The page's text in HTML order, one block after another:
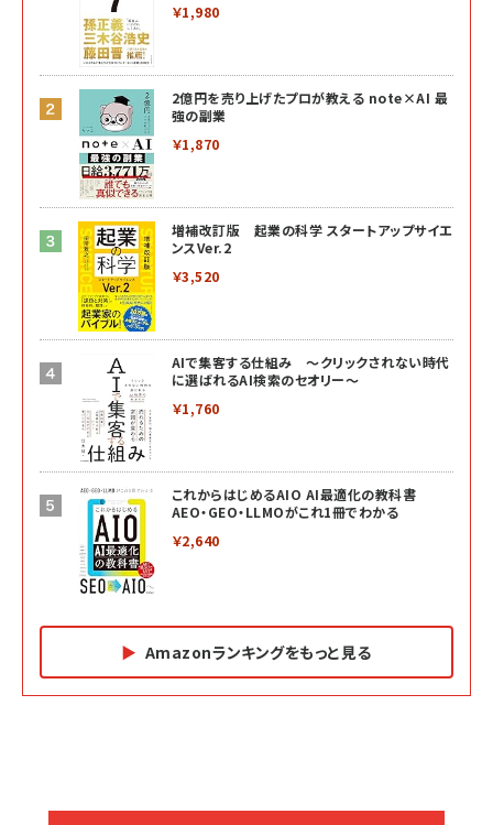
￥1,980
2億円を売り上げたプロが教える note×AI 最
強の副業
￥1,870
増補改訂版 起業の科学 スタートアップサイエ
ンスVer.2
￥3,520
AIで集客する仕組み ～クリックされない時代
に選ばれるAI検索のセオリー～
￥1,760
これからはじめるAIO AI最適化の教科書
AEO・GEO・LLMOがこれ1冊でわかる
￥2,640
Amazonランキングをもっと見る
副業
カラダ2026／宮舘涼太]